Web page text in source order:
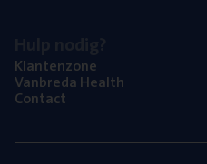
Klan­ten­zo­ne
Van­b­re­da Health
Con­tact